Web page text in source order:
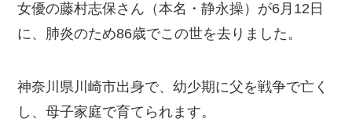
女優の藤村志保さん（本名・静永操）が6月12日
に、肺炎のため86歳でこの世を去りました。
神奈川県川崎市出身で、幼少期に父を戦争で亡く
し、母子家庭で育てられます。